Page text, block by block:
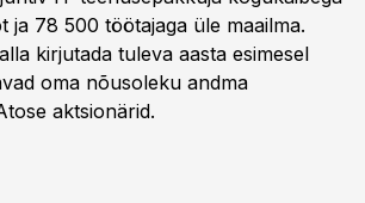
ja 78 500 töötajaga üle maailma.
kirjutada tuleva aasta esimesel
oma nõusoleku andma
aktsionärid.